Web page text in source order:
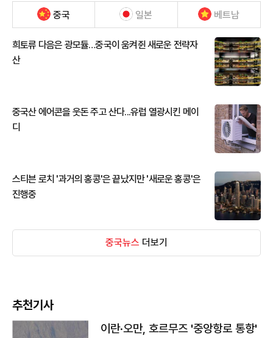
중국 일본 베트남
희토류 다음은 광모듈…중국이 움켜쥔 새로운 전략자
산
중국산 에어콘을 웃돈 주고 산다...유럽 열광시킨 메이
디
스티븐 로치 '과거의 홍콩'은 끝났지만 '새로운 홍콩'은
진행중
중국뉴스 더보기
추천기사
이란·오만, 호르무즈 '중앙항로 통항'